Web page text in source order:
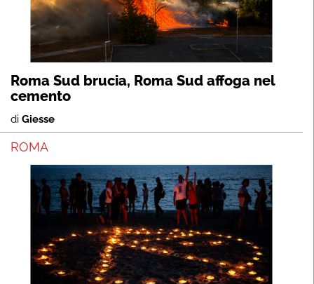
Roma Sud brucia, Roma Sud affoga nel
cemento
di Giesse
ROMA